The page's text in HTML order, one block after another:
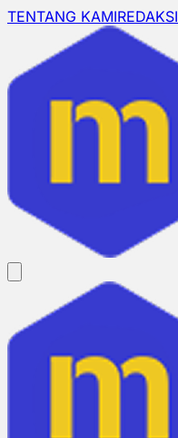
TENTANG KAMIREDAKSI